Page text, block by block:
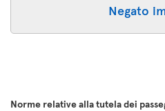
Negato
Norme relative alla tutela dei